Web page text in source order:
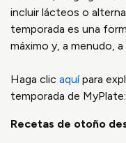
incluir lácteos o
temporada es una
máximo y, a menudo,
Haga clic aquípara
temporada de
Recetas de otoño